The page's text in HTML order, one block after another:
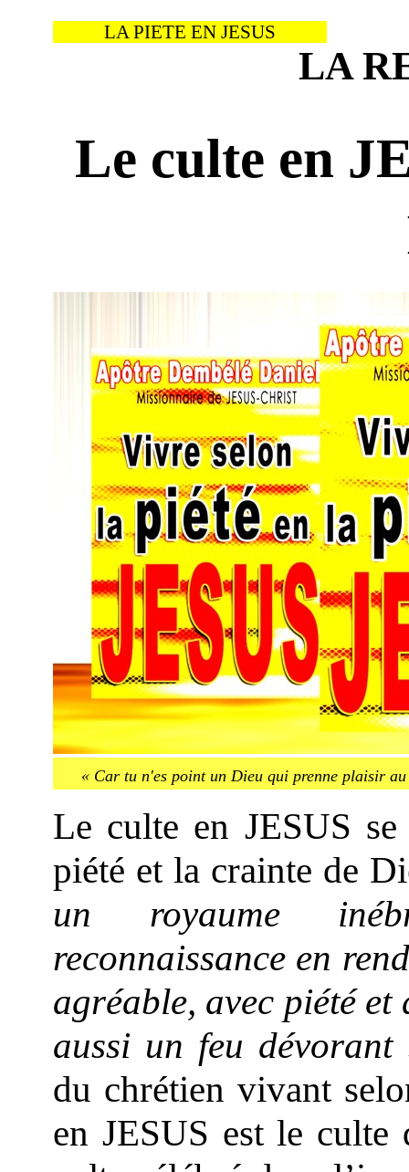
LA PIETE EN JESUS
LA
Le culte en
« Car tu n'es point un Dieu qui prenne plaisir
Le culte en JESUS
piété et la crainte de
un royaume
reconnaissance en
agréable, avec piété
aussi un feu
du chrétien vivant
en JESUS est le